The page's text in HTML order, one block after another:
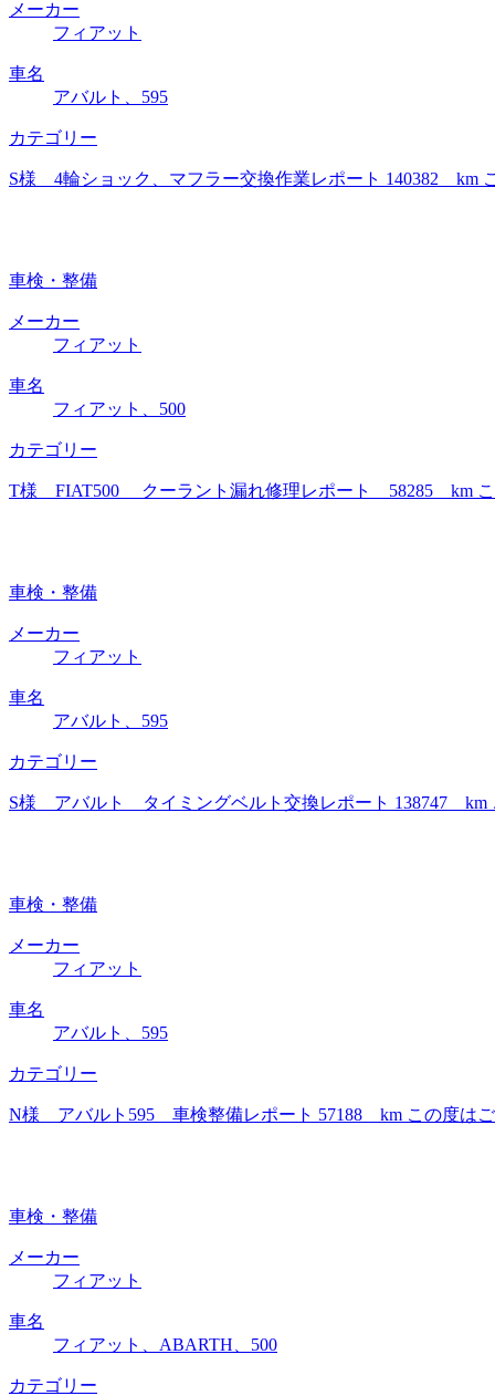
メーカー
フィアット
車名
アバルト、595
カテゴリー
S様 4輪ショック、マフラー交換作業レポート 140382 km
車検・整備
メーカー
フィアット
車名
フィアット、500
カテゴリー
T様 FIAT500 クーラント漏れ修理レポート 58285 km こ
車検・整備
メーカー
フィアット
車名
アバルト、595
カテゴリー
S様 アバルト タイミングベルト交換レポート 138747 km
車検・整備
メーカー
フィアット
車名
アバルト、595
カテゴリー
N様 アバルト595 車検整備レポート 57188 km この度はご
車検・整備
メーカー
フィアット
車名
フィアット、ABARTH、500
カテゴリー